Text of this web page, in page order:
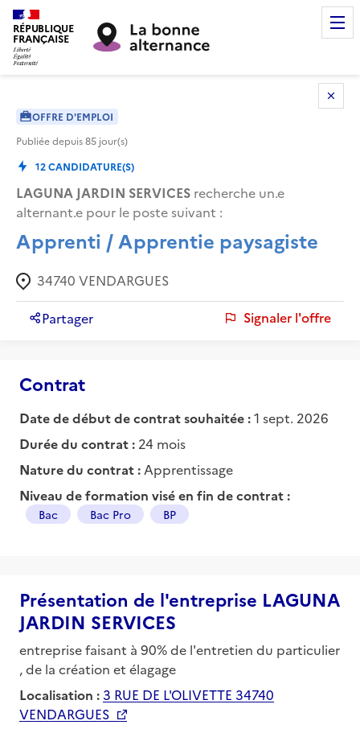
RÉPUBLIQUE
FRANÇAISE
OFFRE D'EMPLOI
Publiée depuis85 jour(s)
12CANDIDATURE(S)
LAGUNA JARDIN SERVICES recherche un.e
alternant.e pour le poste suivant :
Apprenti / Apprentie paysagiste
34740 VENDARGUES
Partager Signaler l'offre
Contrat
Date de début de contrat souhaitée :1 sept. 2026
Durée du contrat : 24 mois
Nature du contrat : Apprentissage
Niveau de formation visé en fin de contrat :
Bac Bac Pro BP
Présentation de l'entreprise LAGUNA
JARDIN SERVICES
entreprise faisant à 90% de l'entretien du particulier
, de la création et élagage
Localisation :3 RUE DE L'OLIVETTE 34740
VENDARGUES